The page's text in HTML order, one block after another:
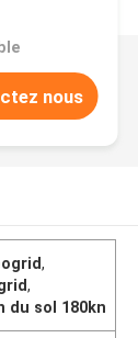
nous
,
,
du sol 180kn